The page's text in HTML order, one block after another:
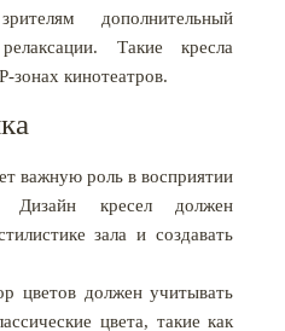
дополнительный
Такие кресла
зонах кинотеатров.
важную роль в восприятии
Дизайн кресел должен
зала и создавать
цветов должен учитывать
цвета, такие как